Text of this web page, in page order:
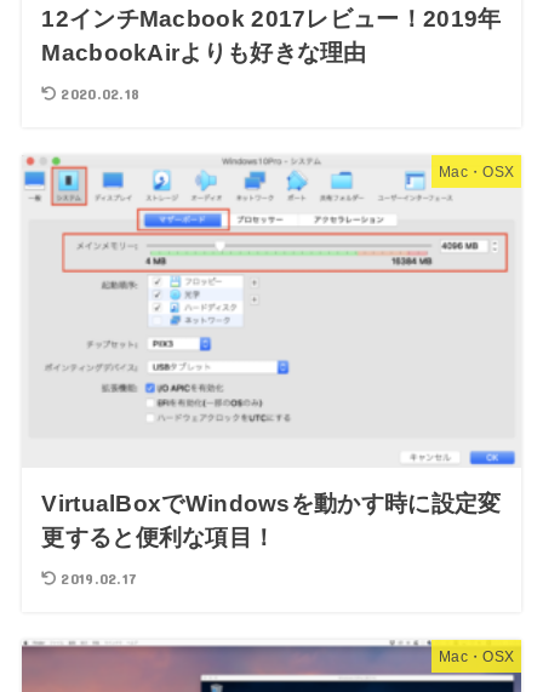
12インチMacbook 2017レビュー！2019年
MacbookAirよりも好きな理由
2020.02.18
Mac・OSX
VirtualBoxでWindowsを動かす時に設定変
更すると便利な項目！
2019.02.17
Mac・OSX